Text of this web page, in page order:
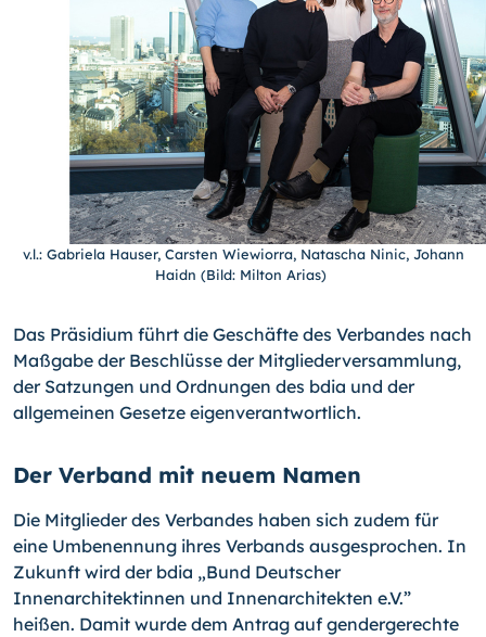
v.l.: Gabriela Hauser, Carsten Wiewiorra, Natascha Ninic, Johann
Haidn (Bild: Milton Arias)
Das Präsidium führt die Geschäfte des Verbandes nach
Maßgabe der Beschlüsse der Mitgliederversammlung,
der Satzungen und Ordnungen des bdia und der
allgemeinen Gesetze eigenverantwortlich.
Der Verband mit neuem Namen
Die Mitglieder des Verbandes haben sich zudem für
eine Umbenennung ihres Verbands ausgesprochen. In
Zukunft wird der bdia „Bund Deutscher
Innenarchitektinnen und Innenarchitekten e.V.”
heißen. Damit wurde dem Antrag auf gendergerechte